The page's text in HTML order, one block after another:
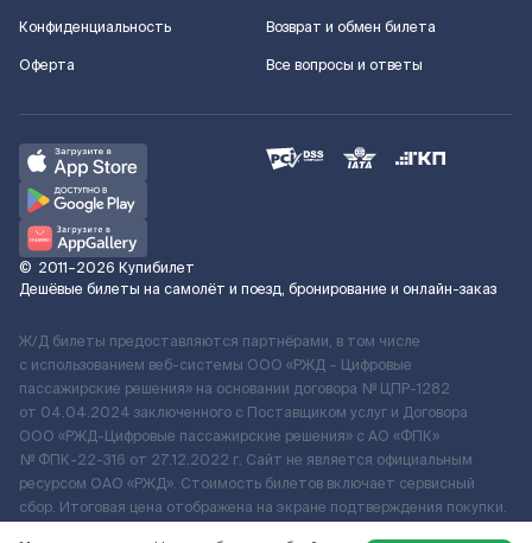
Конфиденциальность
Оферта
Возврат и обмен билета
Все вопросы и ответы
© 2011–2026 Купибилет
Дешёвые билеты на самолёт и поезд, бронирование и онлайн-заказ
Ж/Д билеты предоставляются партнёрами, в том числе
с использованием веб-системы ООО «РЖД – Цифровые
пассажирские решения» на основании договора № ЦПР-1282
от 04.04.2024 заключенного с Поставщиком услуг и Договора
ООО «РЖД-Цифровые пассажирские решения» c АО «ФПК»
№ ФПК-22-316 от 27.12.2022 г. Сайт не является официальным
ресурсом ОАО «РЖД». Стоимость билетов включает сервисный
сбор. Итоговая цена отображена на экране подтверждения покупки.